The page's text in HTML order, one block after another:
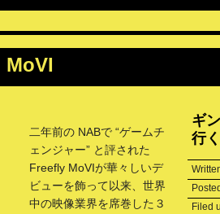
MoVI
ギ
行
Filed
二年前の NABで “ゲームチ
ェンジャー” と評された
Freefly MoVIが華々しいデ
ビューを飾って以来、世界
中の映像業界を席巻した３